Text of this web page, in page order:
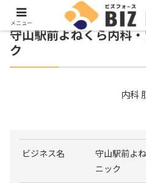
守山駅前よねくら内科
ク
内科
ビジネス名
守山駅前よ
ニック
メニュー